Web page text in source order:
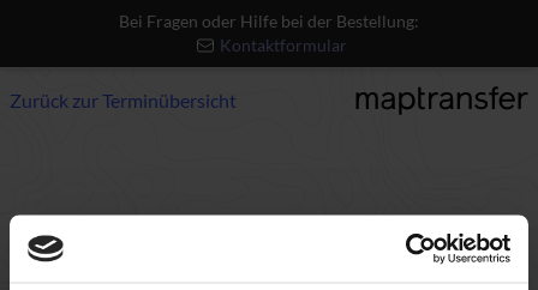
Bei Fragen oder Hilfe bei der Bestellung:
Kontaktformular
Zurück zur Terminübersicht
Nicht gefunden